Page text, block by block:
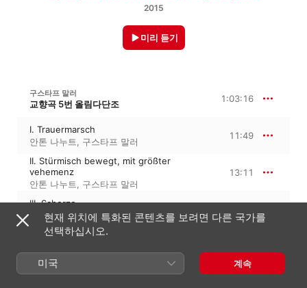
2015
미리 듣기
구스타프 말러
교향곡 5번 올림다단조 1:03:16
I. Trauermarsch
안톤 나누트, 구스타프 말러
11:49
II. Stürmisch bewegt, mit größter
vehemenz
안톤 나누트, 구스타프 말러
13:11
III. Scherzo
안톤 나누트,구스타프 말러
IV. Adagietto
안톤 나누트,RSO Ljubljana
V. Rondo - Finale
현재 위치에 특화된 콘텐츠를 보려면 다른 국가를
선택하십시오.
미국 계속